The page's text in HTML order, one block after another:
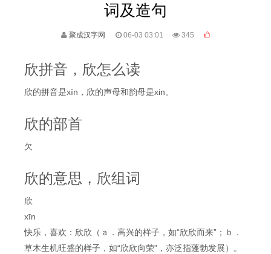
词及造句
聚成汉字网 06-03 03:01 345
欣拼音，欣怎么读
欣的拼音是xīn，欣的声母和韵母是xin。
欣的部首
欠
欣的意思，欣组词
欣
xīn
快乐，喜欢：欣欣（ａ．高兴的样子，如“欣欣而来”；ｂ．
草木生机旺盛的样子，如“欣欣向荣”，亦泛指蓬勃发展）。